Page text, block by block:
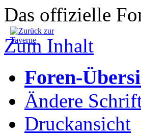
Das offizielle
Zum Inhalt
Foren-
Ändere
Druckansicht